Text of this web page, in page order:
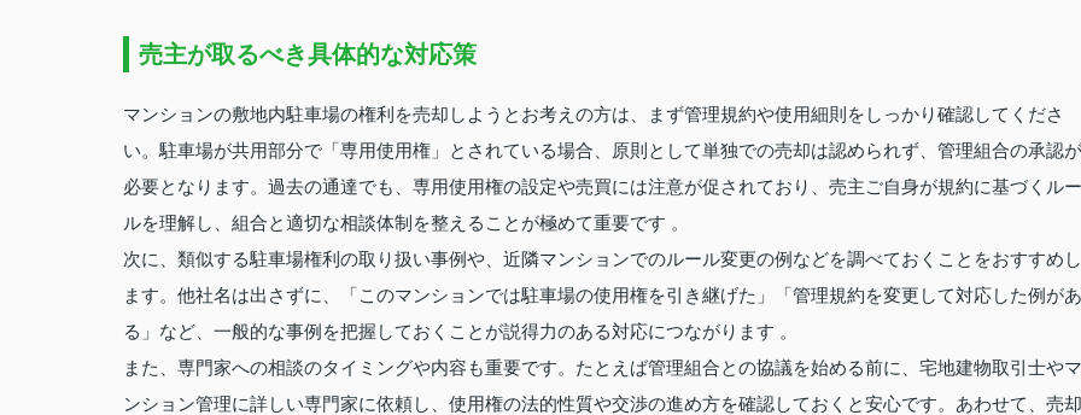
売主が取るべき具体的な対応策
マンションの敷地内駐車場の権利を売却しようとお考えの方は、まず管理規約や使用細則をしっかり確認してくださ
い。駐車場が共用部分で「専用使用権」とされている場合、原則として単独での売却は認められず、管理組合の承認が
必要となります。過去の通達でも、専用使用権の設定や売買には注意が促されており、売主ご自身が規約に基づくルー
ルを理解し、組合と適切な相談体制を整えることが極めて重要です 。
次に、類似する駐車場権利の取り扱い事例や、近隣マンションでのルール変更の例などを調べておくことをおすすめし
ます。他社名は出さずに、「このマンションでは駐車場の使用権を引き継げた」「管理規約を変更して対応した例があ
る」など、一般的な事例を把握しておくことが説得力のある対応につながります 。
また、専門家への相談のタイミングや内容も重要です。たとえば管理組合との協議を始める前に、宅地建物取引士やマ
ンション管理に詳しい専門家に依頼し、使用権の法的性質や交渉の進め方を確認しておくと安心です。あわせて、売却